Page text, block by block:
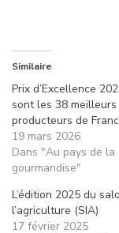
Similaire
Prix d’Excellence
sont les 38 meilleurs
producteurs de
19 mars 2026
Dans "Au pays de la
gourmandise"
L’édition 2025 du
l’agriculture (SIA)
17 février 2025